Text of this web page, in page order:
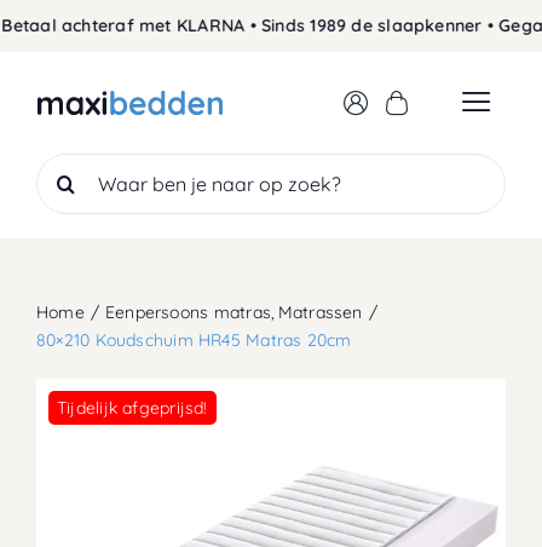
met KLARNA • Sinds 1989 de slaapkenner •
Search
for:
Home Eenpersoons matras Matrassen
80×210 Koudschuim HR45 Matras 20cm
Tijdelijk afgeprijsd!